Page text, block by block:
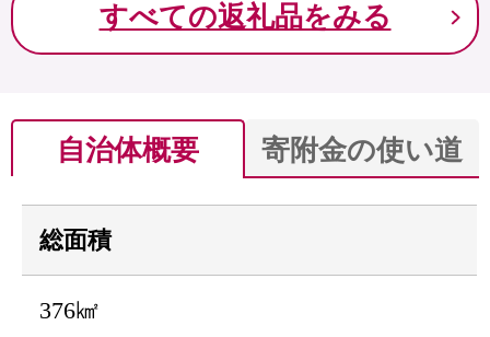
すべての返礼品をみる
自治体概要
総面積
376㎢
寄附金の使い道